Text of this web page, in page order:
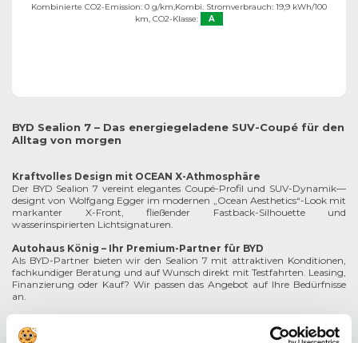
Kombinierte CO2-Emission: 0 g/km,Kombi. Stromverbrauch: 19,9 kWh/100
km, CO2-Klasse: A
BYD Sealion 7 – Das energiegeladene SUV-Coupé für den
Alltag von morgen
Kraftvolles Design mit OCEAN X-Athmosphäre
Der BYD Sealion 7 vereint elegantes Coupé-Profil und SUV-Dynamik—
designt von Wolfgang Egger im modernen „Ocean Aesthetics“-Look mit
markanter X-Front, fließender Fastback-Silhouette und
wasserinspirierten Lichtsignaturen.
Autohaus König – Ihr Premium-Partner für BYD
Als BYD-Partner bieten wir den Sealion 7 mit attraktiven Konditionen,
fachkundiger Beratung und auf Wunsch direkt mit Testfahrten. Leasing,
Finanzierung oder Kauf? Wir passen das Angebot auf Ihre Bedürfnisse
an.
Der Sealion 7 basiert auf der e-Platform 3.0 Evo mit 800-V-Technik,